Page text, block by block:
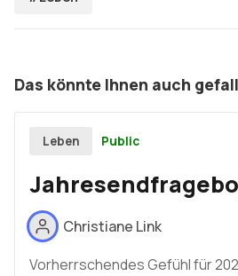
Das könnte Ihnen auch
Leben Public
Christiane Link
Vorherrschendes Gefühl für